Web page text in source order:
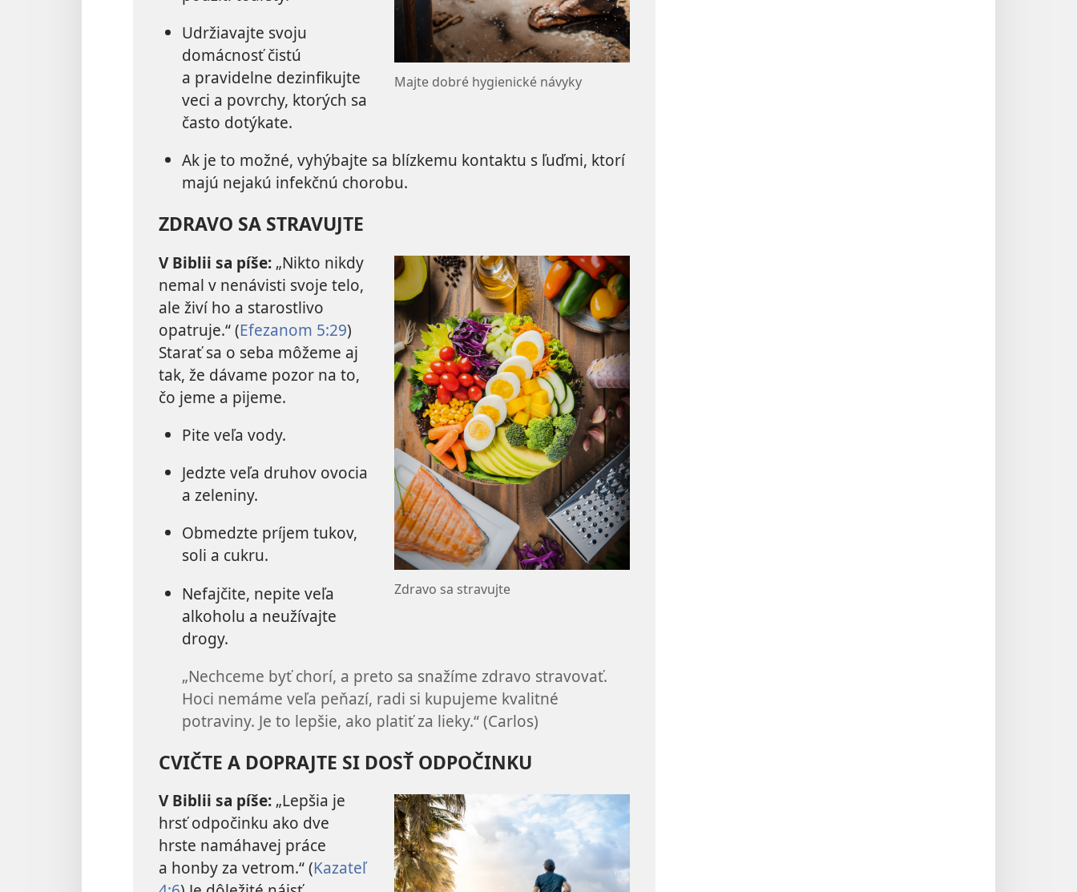
Majte dobré hygienické návyky
Udržiavajte svoju
domácnosť čistú
a pravidelne dezinfikujte
veci a povrchy, ktorých sa
často dotýkate.
Ak je to možné, vyhýbajte sa blízkemu kontaktu s ľuďmi, ktorí
majú nejakú infekčnú chorobu.
ZDRAVO SA STRAVUJTE
Zdravo sa stravujte
V Biblii sa píše: „Nikto nikdy
nemal v nenávisti svoje telo,
ale živí ho a starostlivo
opatruje.“ (Efezanom 5:29)
Starať sa o seba môžeme aj
tak, že dávame pozor na to,
čo jeme a pijeme.
Pite veľa vody.
Jedzte veľa druhov ovocia
a zeleniny.
Obmedzte príjem tukov,
soli a cukru.
Nefajčite, nepite veľa
alkoholu a neužívajte
drogy.
„Nechceme byť chorí, a preto sa snažíme zdravo stravovať.
Hoci nemáme veľa peňazí, radi si kupujeme kvalitné
potraviny. Je to lepšie, ako platiť za lieky.“ (Carlos)
CVIČTE A DOPRAJTE SI DOSŤ ODPOČINKU
V Biblii sa píše: „Lepšia je
hrsť odpočinku ako dve
hrste namáhavej práce
a honby za vetrom.“ (Kazateľ